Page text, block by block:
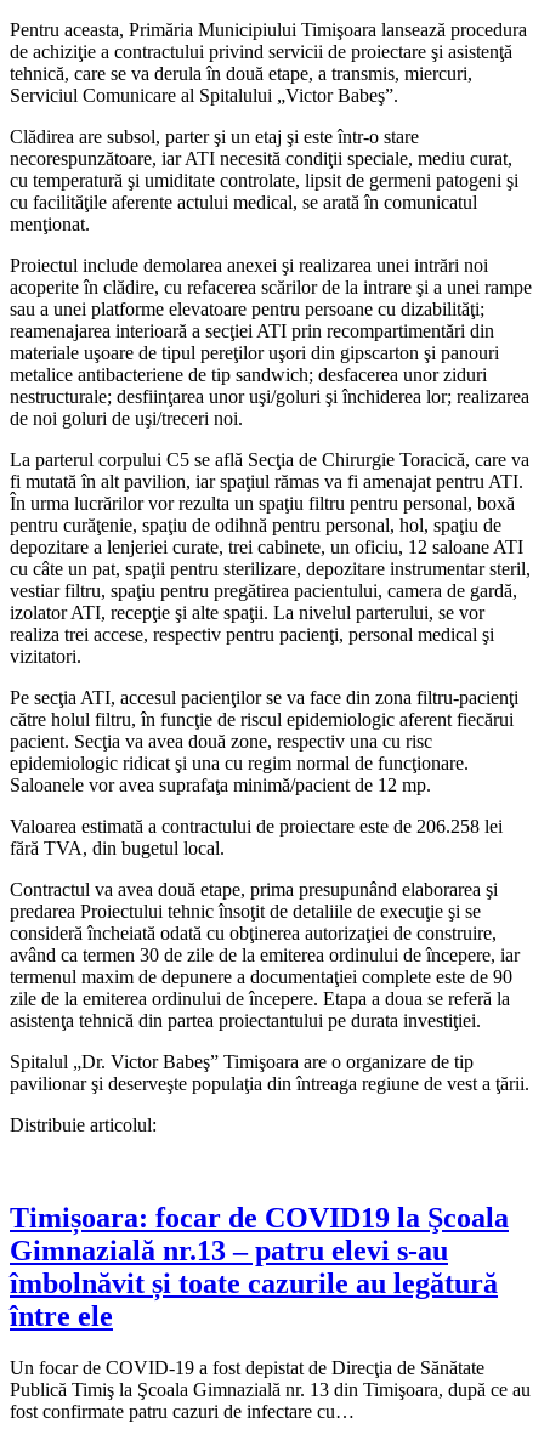
Pentru aceasta, Primăria Municipiului Timişoara lansează procedura
de achiziţie a contractului privind servicii de proiectare şi asistenţă
tehnică, care se va derula în două etape, a transmis, miercuri,
Serviciul Comunicare al Spitalului „Victor Babeş”.
Clădirea are subsol, parter şi un etaj şi este într-o stare
necorespunzătoare, iar ATI necesită condiţii speciale, mediu curat,
cu temperatură şi umiditate controlate, lipsit de germeni patogeni şi
cu facilităţile aferente actului medical, se arată în comunicatul
menţionat.
Proiectul include demolarea anexei şi realizarea unei intrări noi
acoperite în clădire, cu refacerea scărilor de la intrare şi a unei rampe
sau a unei platforme elevatoare pentru persoane cu dizabilităţi;
reamenajarea interioară a secţiei ATI prin recompartimentări din
materiale uşoare de tipul pereţilor uşori din gipscarton şi panouri
metalice antibacteriene de tip sandwich; desfacerea unor ziduri
nestructurale; desfiinţarea unor uşi/goluri şi închiderea lor; realizarea
de noi goluri de uşi/treceri noi.
La parterul corpului C5 se află Secţia de Chirurgie Toracică, care va
fi mutată în alt pavilion, iar spaţiul rămas va fi amenajat pentru ATI.
În urma lucrărilor vor rezulta un spaţiu filtru pentru personal, boxă
pentru curăţenie, spaţiu de odihnă pentru personal, hol, spaţiu de
depozitare a lenjeriei curate, trei cabinete, un oficiu, 12 saloane ATI
cu câte un pat, spaţii pentru sterilizare, depozitare instrumentar steril,
vestiar filtru, spaţiu pentru pregătirea pacientului, camera de gardă,
izolator ATI, recepţie şi alte spaţii. La nivelul parterului, se vor
realiza trei accese, respectiv pentru pacienţi, personal medical şi
vizitatori.
Pe secţia ATI, accesul pacienţilor se va face din zona filtru-pacienţi
către holul filtru, în funcţie de riscul epidemiologic aferent fiecărui
pacient. Secţia va avea două zone, respectiv una cu risc
epidemiologic ridicat şi una cu regim normal de funcţionare.
Saloanele vor avea suprafaţa minimă/pacient de 12 mp.
Valoarea estimată a contractului de proiectare este de 206.258 lei
fără TVA, din bugetul local.
Contractul va avea două etape, prima presupunând elaborarea şi
predarea Proiectului tehnic însoţit de detaliile de execuţie şi se
consideră încheiată odată cu obţinerea autorizaţiei de construire,
având ca termen 30 de zile de la emiterea ordinului de începere, iar
termenul maxim de depunere a documentaţiei complete este de 90
zile de la emiterea ordinului de începere. Etapa a doua se referă la
asistenţa tehnică din partea proiectantului pe durata investiţiei.
Spitalul „Dr. Victor Babeş” Timişoara are o organizare de tip
pavilionar şi deserveşte populaţia din întreaga regiune de vest a ţării.
Distribuie articolul:
Timișoara: focar de COVID19 la Şcoala
Gimnazială nr.13 – patru elevi s-au
îmbolnăvit și toate cazurile au legătură
între ele
Un focar de COVID-19 a fost depistat de Direcţia de Sănătate
Publică Timiş la Şcoala Gimnazială nr. 13 din Timişoara, după ce au
fost confirmate patru cazuri de infectare cu…